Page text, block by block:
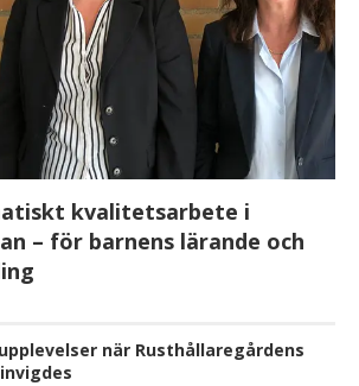
kvalitetsarbete i
– för barnens lärande och
när Rusthållaregårdens